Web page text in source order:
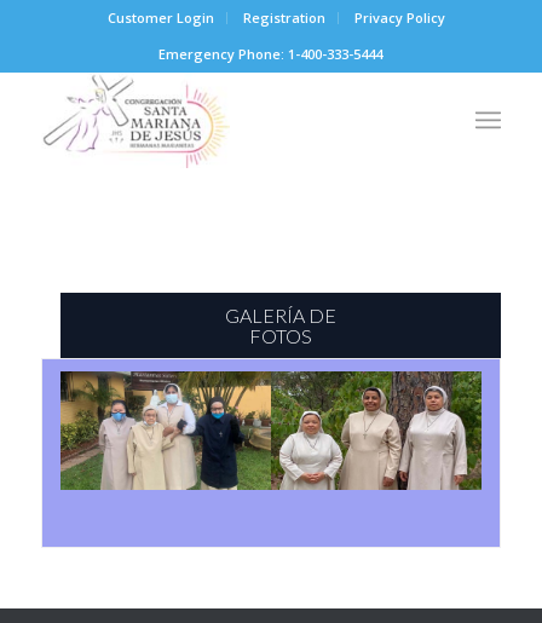
Customer Login Registration
Privacy Policy
Emergency Phone: 1-400-333-5444
GALERÍA DE
FOTOS